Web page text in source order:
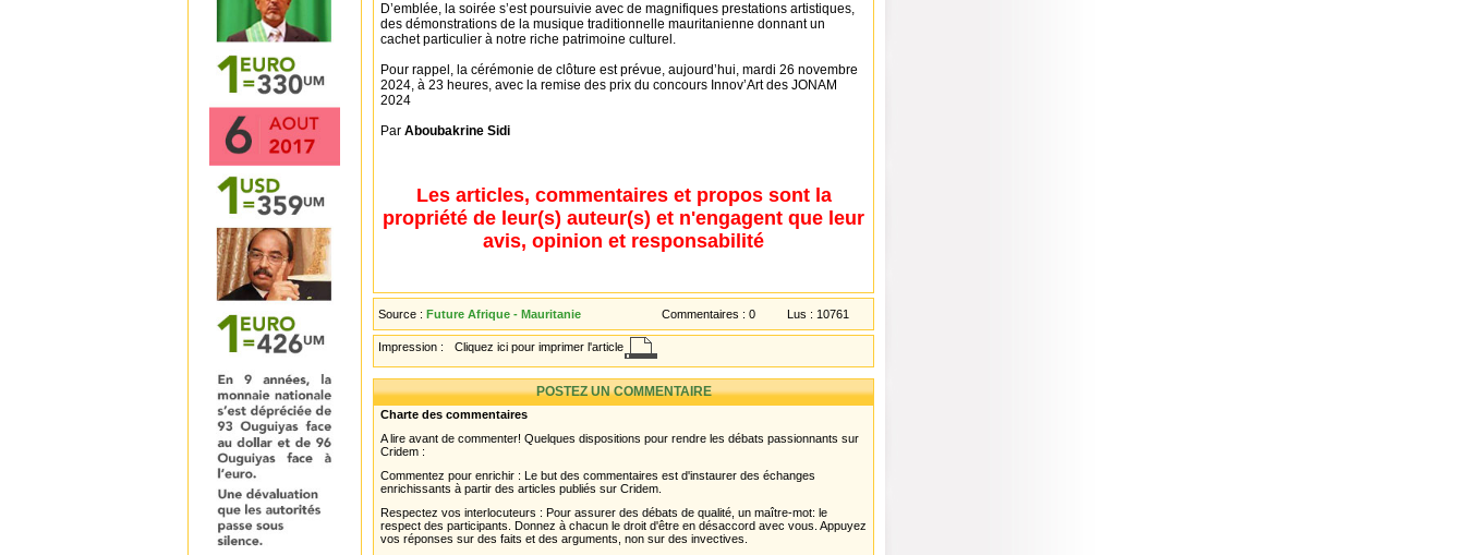
D’emblée, la soirée s’est poursuivie avec de magnifiques prestations artistiques,
des démonstrations de la musique traditionnelle mauritanienne donnant un
cachet particulier à notre riche patrimoine culturel.
Pour rappel, la cérémonie de clôture est prévue, aujourd’hui, mardi 26 novembre
2024, à 23 heures, avec la remise des prix du concours Innov’Art des JONAM
2024
Par Aboubakrine Sidi
Les articles, commentaires et propos sont la
propriété de leur(s) auteur(s) et n'engagent que leur
avis, opinion et responsabilité
Source : Future Afrique - Mauritanie Commentaires : 0 Lus : 10761
Impression : Cliquez ici pour imprimer l'article
POSTEZ UN COMMENTAIRE
Charte des commentaires
A lire avant de commenter! Quelques dispositions pour rendre les débats passionnants sur
Cridem :
Commentez pour enrichir : Le but des commentaires est d'instaurer des échanges
enrichissants à partir des articles publiés sur Cridem.
Respectez vos interlocuteurs : Pour assurer des débats de qualité, un maître-mot: le
respect des participants. Donnez à chacun le droit d'être en désaccord avec vous. Appuyez
vos réponses sur des faits et des arguments, non sur des invectives.